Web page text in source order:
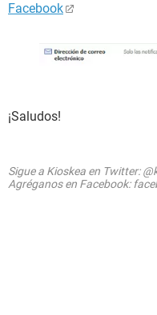
Facebook
¡Saludos!
Sigue a Kioskea en Twitter:
Agréganos en Facebook: